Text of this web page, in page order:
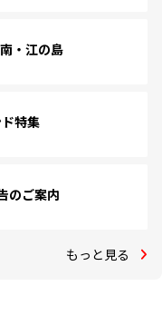
・江の島
特集
のご案内
もっと見る